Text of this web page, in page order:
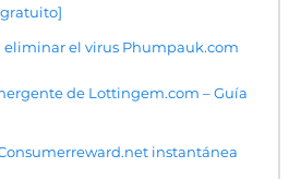
eliminar el virus Phumpauk.com
de Lottingem.com – Guía
instantánea